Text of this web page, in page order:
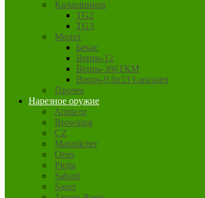
Калашников
TG2
TG3
Молот
Бекас
Вепрь-12
Вепрь-366ТКМ
Вепрь-9,6х53 Lancaster
Прочее
Нарезное оружие
Armscor
Browning
CZ
Mannlicher
Orsis
Pietta
Sabatti
Sauer